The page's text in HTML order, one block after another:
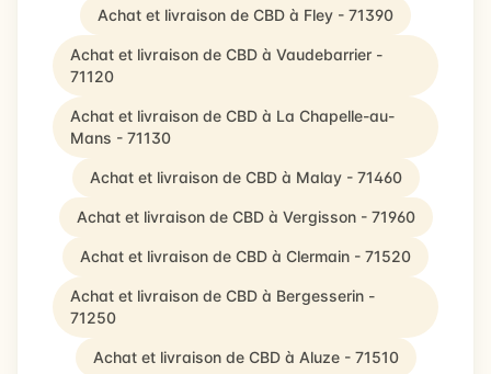
Achat et livraison de CBD à Fley - 71390
Achat et livraison de CBD à Vaudebarrier -
71120
Achat et livraison de CBD à La Chapelle-au-
Mans - 71130
Achat et livraison de CBD à Malay - 71460
Achat et livraison de CBD à Vergisson - 71960
Achat et livraison de CBD à Clermain - 71520
Achat et livraison de CBD à Bergesserin -
71250
Achat et livraison de CBD à Aluze - 71510